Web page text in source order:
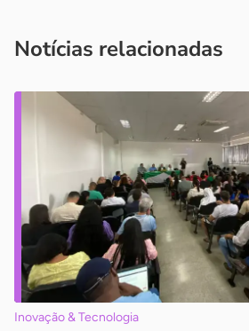
Notícias relacionadas
Inovação & Tecnologia